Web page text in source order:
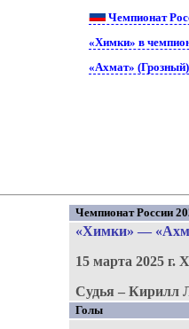
Чемпионат
«Химки» в
«Ахмат»
Чемпионат России
«Химки» —
15 марта 2025 г.
Судья – Кирилл
Голы